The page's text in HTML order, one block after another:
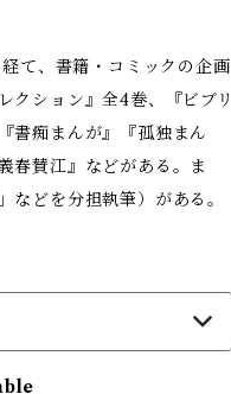
て、書籍・コミックの企画
クション』全4巻、『ビブリ
書痴まんが』『孤独まん
春賛江』などがある。ま
どを分担執筆）がある。